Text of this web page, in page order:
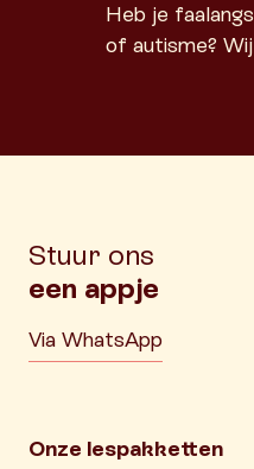
Heb je
of autisme?
Stuur ons
een appje
Via WhatsApp
Onze lespakketten